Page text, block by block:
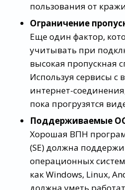
пользования от
Ограничение
Еще один фактор,
учитывать при
высокая пропускная
Используя сервисы с
интернет-
пока прогрузятся
Поддерживаемые
Хорошая ВПН
(SE) должна
операционных
как Windows, Linux,